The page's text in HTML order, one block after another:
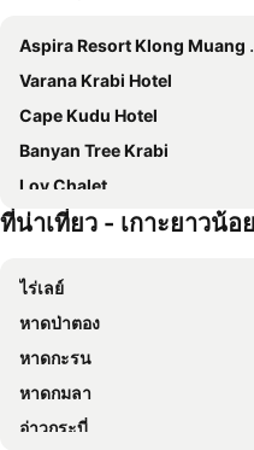
Aspira Resort Klong Muang Krabi
Varana Krabi Hotel
Cape Kudu Hotel
Banyan Tree Krabi
Loy Chalet
Bulan Anda Baba Resort
Baan Tubkaek Hotel
แหลมทรายวิลเลจ
Pasai Beach Lodge
White Sand Halal House Krabi
The Beach at Klong Muang
ที่น่าเที่ยว - เกาะยาวน้อย
ไร่เลย์
หาดป่าตอง
หาดกะรน
หาดกมลา
อ่าวกระบี่